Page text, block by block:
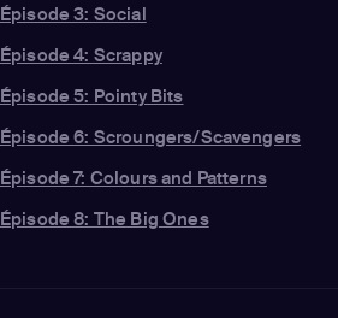
Épisode 3: Social
Épisode 4: Scrappy
Épisode 5: Pointy Bits
Épisode 6: Scroungers/Scavengers
Épisode 7: Colours and Patterns
Épisode 8: The Big Ones